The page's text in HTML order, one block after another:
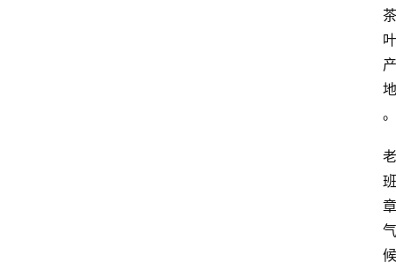
茶
叶
产
地
。
老
班
章
气
候